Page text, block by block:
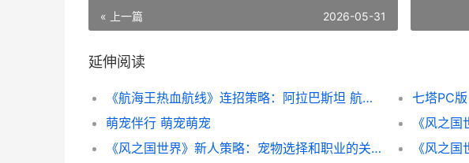
« 上一篇 2026-05-31
延伸阅读
《航海王热血航线》连招策略：阿拉巴斯坦 航海王热血航线官网
七塔PC
萌宠伴行 萌宠萌宠
《风之
《风之国世界》新人策略：宠物选择和职业的关联 游戏风之国
《风之